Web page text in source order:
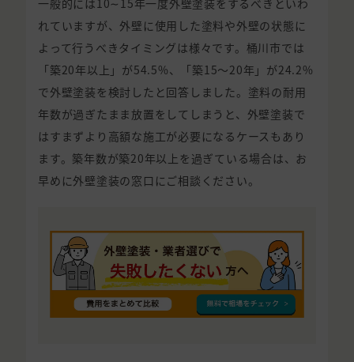
れていますが、外壁に使用した塗料や外壁の状態に
よって行うべきタイミングは様々です。桶川市では
「築20年以上」が54.5%、「築15〜20年」が24.2%
で外壁塗装を検討したと回答しました。塗料の耐用
年数が過ぎたまま放置をしてしまうと、外壁塗装で
はすまずより高額な施工が必要になるケースもあり
ます。築年数が築20年以上を過ぎている場合は、お
早めに外壁塗装の窓口にご相談ください。